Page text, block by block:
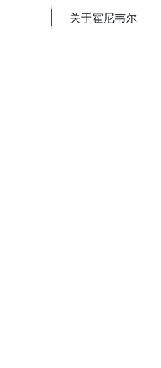
关于霍尼韦尔